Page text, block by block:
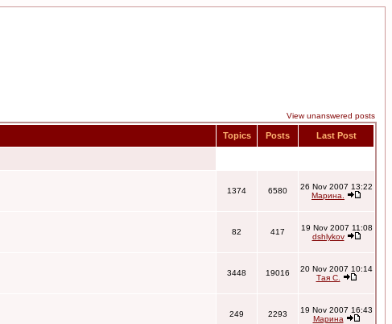
View unanswered posts
Topics Posts Last Post
1374 6580
26 Nov 2007 13:22
Марина.
82 417
19 Nov 2007 11:08
dshlykov
3448 19016
20 Nov 2007 10:14
Тая С.
249 2293
19 Nov 2007 16:43
Марина